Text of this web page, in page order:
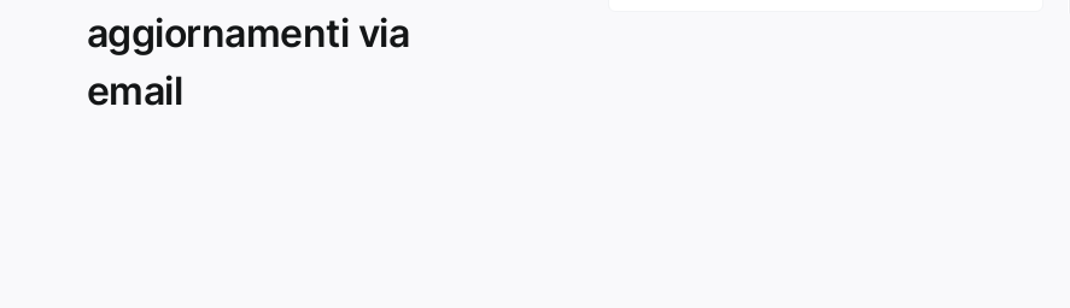
aggiornamenti via
email